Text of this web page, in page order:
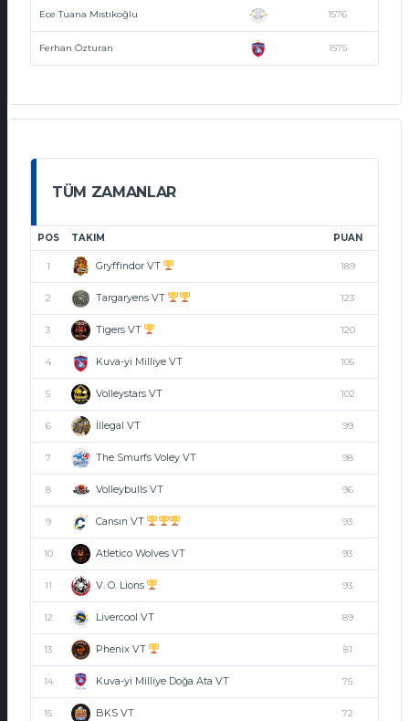
Ece Tuana Mıstıkoğlu 1576
Ferhan Özturan 1575
TÜM ZAMANLAR
POS TAKIM PUAN
1 Gryffindor VT 189
2 Targaryens VT 123
3 Tigers VT 120
4 Kuva-yi Milliye VT 105
5 Volleystars VT 102
6 İllegal VT 99
7 The Smurfs Voley VT 98
8 Volleybulls VT 96
9 Cansın VT 93
10 Atletico Wolves VT 93
11 V. O. Lions 93
12 Livercool VT 89
13 Phenix VT 81
14 Kuva-yi Milliye Doğa Ata VT 75
15 BKS VT 72